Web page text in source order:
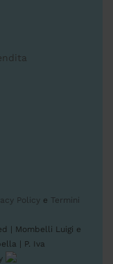
Policy e Termini
| Mombelli Luigi e
| P. Iva